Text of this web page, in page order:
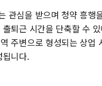
관심을 받으며 청약 흥행
퇴근 시간을 단축할 수
주변으로 형성되는 상업
됩니다.